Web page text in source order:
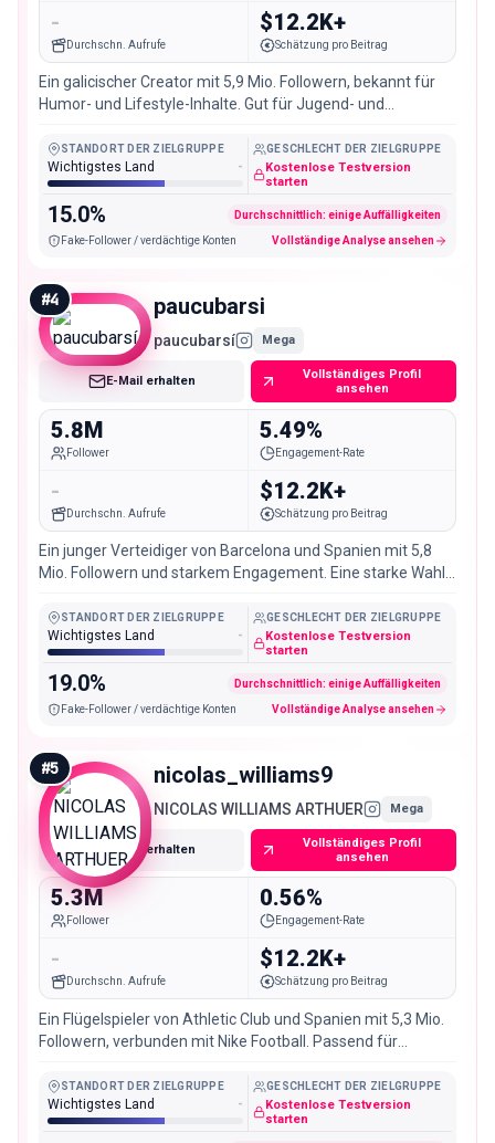
-
Durchschn. Aufrufe
$12.2K+
Schätzung pro Beitrag
Ein galicischer Creator mit 5,9 Mio. Followern, bekannt für
Humor- und Lifestyle-Inhalte. Gut für Jugend- und
STANDORT DER ZIELGRUPPE
Wichtigstes Land -
GESCHLECHT DER ZIELGRUPPE
Kostenlose Testversion
starten
15.0% Durchschnittlich: einige Auffälligkeiten
Fake-Follower / verdächtige Konten Vollständige Analyse ansehen
#4 paucubarsi
paucubarsí Mega
E-Mail erhalten
Vollständiges Profil
ansehen
5.8M
Follower
5.49%
Engagement-Rate
-
Durchschn. Aufrufe
$12.2K+
Schätzung pro Beitrag
Ein junger Verteidiger von Barcelona und Spanien mit 5,8
Mio. Followern und starkem Engagement. Eine starke Wahl
STANDORT DER ZIELGRUPPE
Wichtigstes Land -
GESCHLECHT DER ZIELGRUPPE
Kostenlose Testversion
starten
19.0% Durchschnittlich: einige Auffälligkeiten
Fake-Follower / verdächtige Konten Vollständige Analyse ansehen
#5 nicolas_williams9
NICOLAS WILLIAMS ARTHUER Mega
E-Mail erhalten
Vollständiges Profil
ansehen
5.3M
Follower
0.56%
Engagement-Rate
-
Durchschn. Aufrufe
$12.2K+
Schätzung pro Beitrag
Ein Flügelspieler von Athletic Club und Spanien mit 5,3 Mio.
Followern, verbunden mit Nike Football. Passend für
STANDORT DER ZIELGRUPPE
Wichtigstes Land -
GESCHLECHT DER ZIELGRUPPE
Kostenlose Testversion
starten